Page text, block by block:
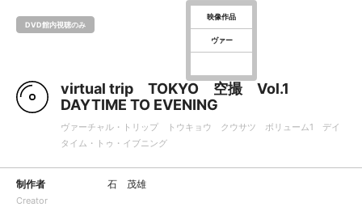
DVD館内視聴のみ
映像作品
ヴァー
virtual trip TOKYO 空撮 Vol.1
DAYTIME TO EVENING
ヴァーチャル・トリップ トウキョウ クウサツ ボリューム1 デイ
タイム・トゥ・イブニング
制作者
Creator
石 茂雄